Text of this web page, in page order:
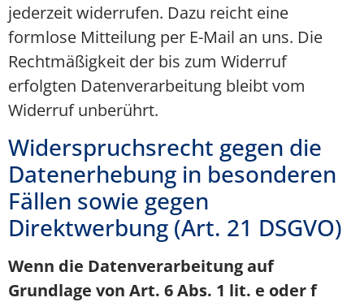
jederzeit widerrufen. Dazu reicht eine
formlose Mitteilung per E-Mail an uns. Die
Rechtmäßigkeit der bis zum Widerruf
erfolgten Datenverarbeitung bleibt vom
Widerruf unberührt.
Widerspruchsrecht gegen die
Datenerhebung in besonderen
Fällen sowie gegen
Direktwerbung (Art. 21 DSGVO)
Wenn die Datenverarbeitung auf
Grundlage von Art. 6 Abs. 1 lit. e oder f